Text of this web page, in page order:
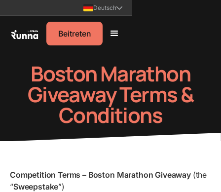
Deutsch
Beitreten
Boston Marathon
Giveaway Terms &
Conditions
Competition Terms – Boston Marathon Giveaway (the
“Sweepstake”)